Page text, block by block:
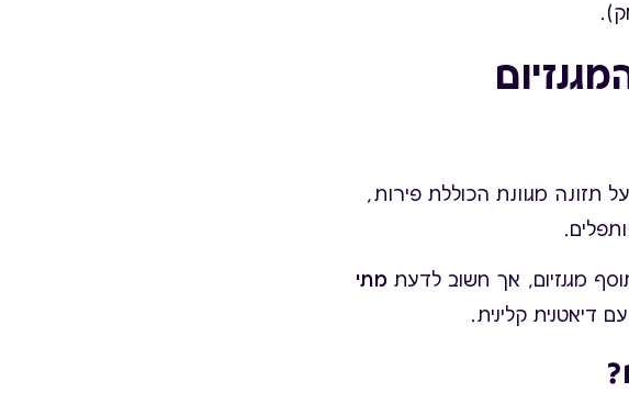
תזונה מגוונת הכוללת פירות,
מגנזיום, אך חשוב לדעת מתי
דיאטנית קלינית.